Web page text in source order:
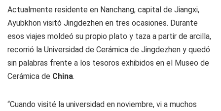
Actualmente residente en Nanchang, capital de Jiangxi,
Ayubkhon visitó Jingdezhen en tres ocasiones. Durante
esos viajes moldeó su propio plato y taza a partir de arcilla,
recorrió la Universidad de Cerámica de Jingdezhen y quedó
sin palabras frente a los tesoros exhibidos en el Museo de
Cerámica de China.
“Cuando visité la universidad en noviembre, vi a muchos